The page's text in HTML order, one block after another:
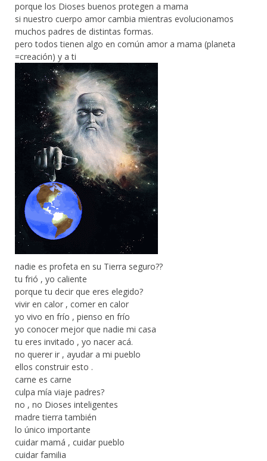
porque los Dioses buenos protegen a mama
si nuestro cuerpo amor cambia mientras evolucionamos
muchos padres de distintas formas.
pero todos tienen algo en común amor a mama (planeta
=creación) y a ti
nadie es profeta en su Tierra seguro??
tu frió , yo caliente
porque tu decir que eres elegido?
vivir en calor , comer en calor
yo vivo en frío , pienso en frío
yo conocer mejor que nadie mi casa
tu eres invitado , yo nacer acá.
no querer ir , ayudar a mi pueblo
ellos construir esto .
carne es carne
culpa mía viaje padres?
no , no Dioses inteligentes
madre tierra también
lo único importante
cuidar mamá , cuidar pueblo
cuidar familia